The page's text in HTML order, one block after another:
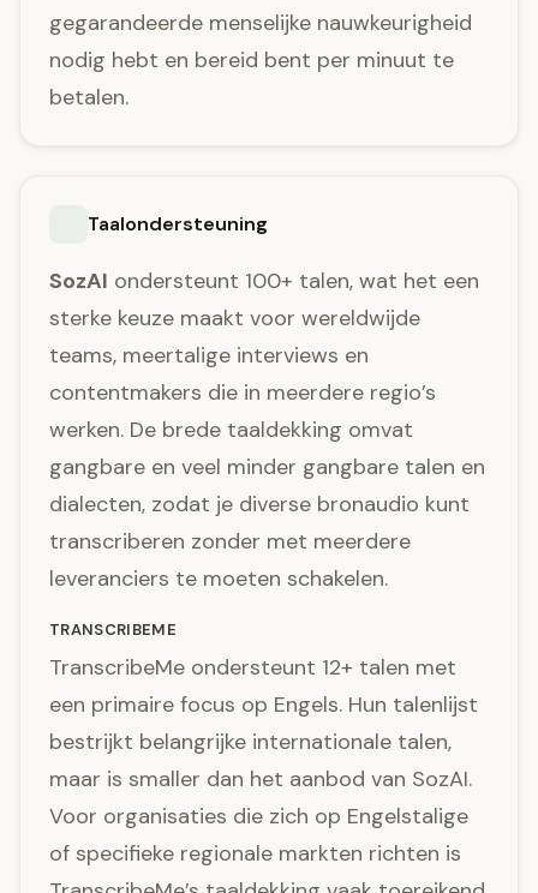
gegarandeerde menselijke nauwkeurigheid
nodig hebt en bereid bent per minuut te
betalen.
Taalondersteuning
SozAI ondersteunt 100+ talen, wat het een
sterke keuze maakt voor wereldwijde
teams, meertalige interviews en
contentmakers die in meerdere regio’s
werken. De brede taaldekking omvat
gangbare en veel minder gangbare talen en
dialecten, zodat je diverse bronaudio kunt
transcriberen zonder met meerdere
leveranciers te moeten schakelen.
TRANSCRIBEME
TranscribeMe ondersteunt 12+ talen met
een primaire focus op Engels. Hun talenlijst
bestrijkt belangrijke internationale talen,
maar is smaller dan het aanbod van SozAI.
Voor organisaties die zich op Engelstalige
of specifieke regionale markten richten is